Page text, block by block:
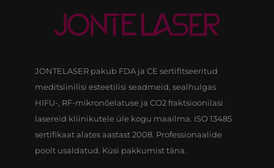
JONTELASER pakub FDA ja CE sertifitseeritud
meditsiinilisi esteetilisi seadmeid, sealhulgas
HIFU-, RF-mikronõelatuse ja CO2 fraktsioonilasi
lasereid kliinikutele üle kogu maailma. ISO 13485
sertifikaat alates aastast 2008. Professionaalide
poolt usaldatud. Küsi pakkumist täna.